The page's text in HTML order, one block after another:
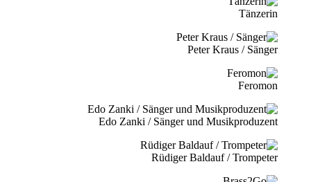
Tänzerin
Peter Kraus / Sänger
Feromon
Edo Zanki / Sänger und Musikproduzent
Rüdiger Baldauf / Trompeter